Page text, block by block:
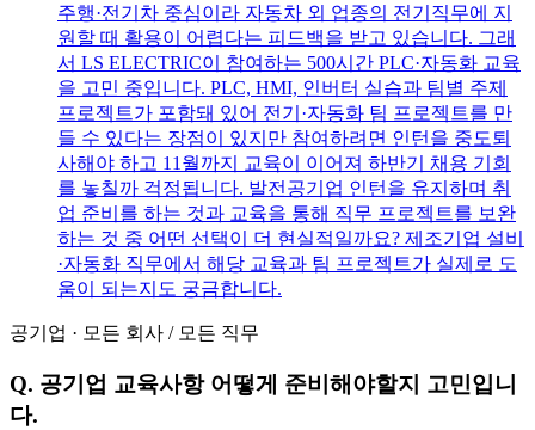
주행·전기차 중심이라 자동차 외 업종의 전기직무에 지
원할 때 활용이 어렵다는 피드백을 받고 있습니다. 그래
서 LS ELECTRIC이 참여하는 500시간 PLC·자동화 교육
을 고민 중입니다. PLC, HMI, 인버터 실습과 팀별 주제
프로젝트가 포함돼 있어 전기·자동화 팀 프로젝트를 만
들 수 있다는 장점이 있지만 참여하려면 인턴을 중도퇴
사해야 하고 11월까지 교육이 이어져 하반기 채용 기회
를 놓칠까 걱정됩니다. 발전공기업 인턴을 유지하며 취
업 준비를 하는 것과 교육을 통해 직무 프로젝트를 보완
하는 것 중 어떤 선택이 더 현실적일까요? 제조기업 설비
·자동화 직무에서 해당 교육과 팀 프로젝트가 실제로 도
움이 되는지도 궁금합니다.
공기업 · 모든 회사 / 모든 직무
Q. 공기업 교육사항 어떻게 준비해야할지 고민입니
다.